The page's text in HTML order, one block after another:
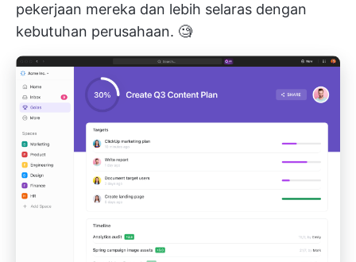
pekerjaan mereka dan lebih selaras dengan
kebutuhan perusahaan. 🧐